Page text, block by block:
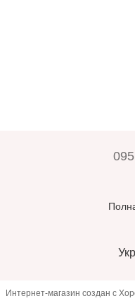
Укр
Интернет-магазин создан с